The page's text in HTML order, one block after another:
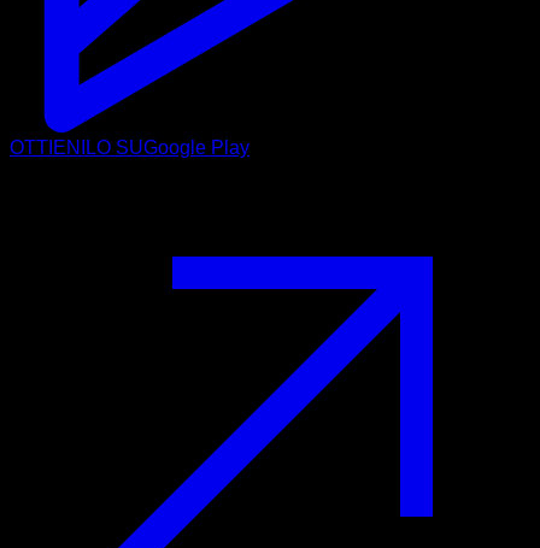
OTTIENILO SUGoogle Play